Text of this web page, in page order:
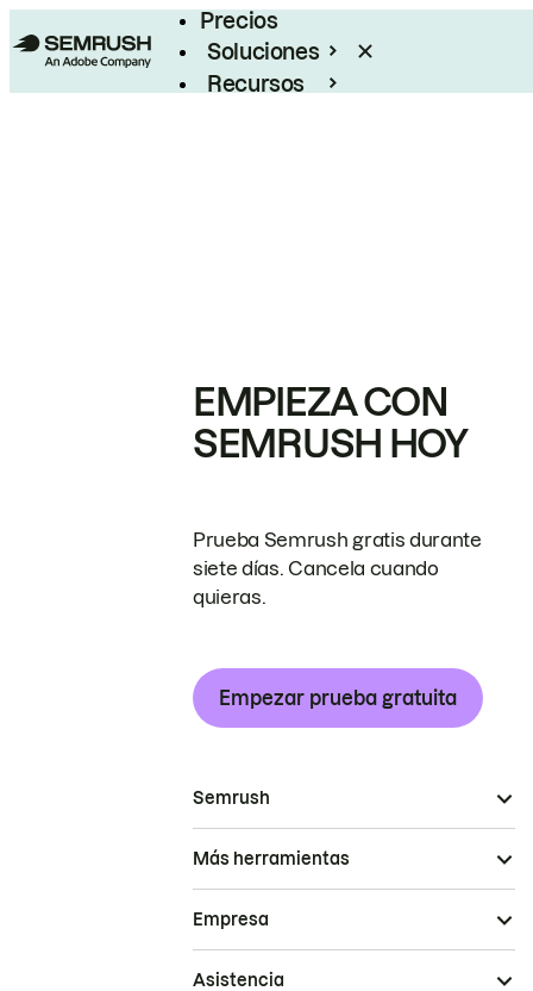
Precios
Soluciones
Recursos
EMPIEZA CON
SEMRUSH HOY
Prueba Semrush gratis durante
siete días. Cancela cuando
quieras.
Empezar prueba gratuita
Semrush
Más herramientas
Empresa
Asistencia